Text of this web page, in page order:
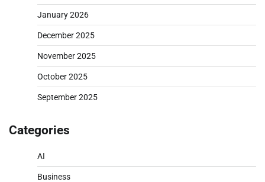
January 2026
December 2025
November 2025
October 2025
September 2025
Categories
AI
Business